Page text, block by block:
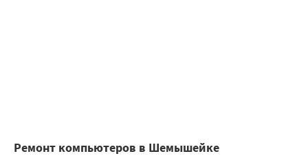
Ремонт компьютеров в Шемышейке